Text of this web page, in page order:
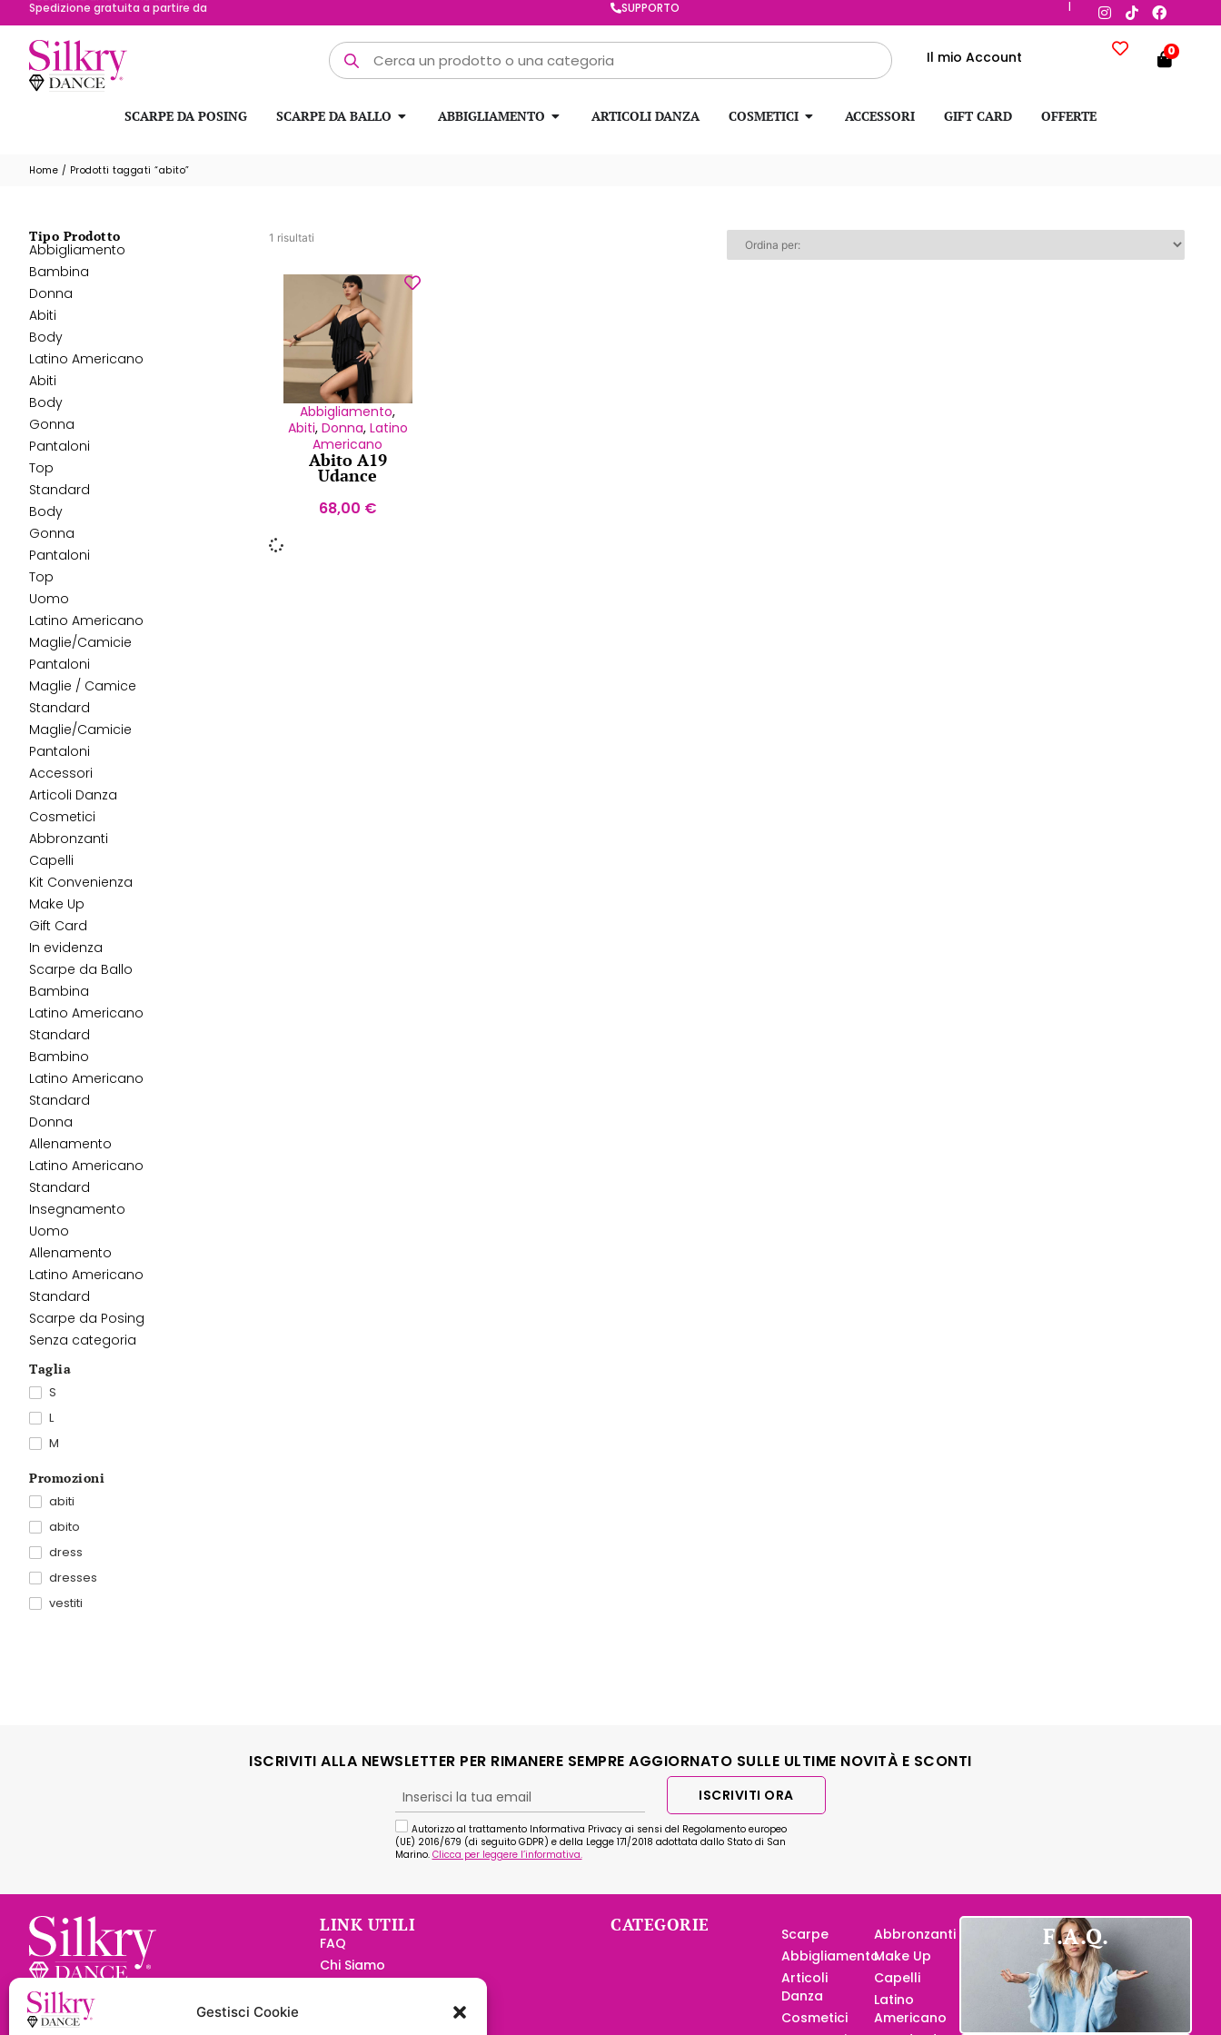
Gestisci Cookie
Possibilità di reso fino a 15 giorni SUPPORTO |
Il mio Account 0
SCARPE DA POSING SCARPE DA BALLO ABBIGLIAMENTO ARTICOLI DANZA COSMETICI ACCESSORI GIFT CARD OFFERTE
Home / Prodotti taggati “abito”
Tipo Prodotto
Abbigliamento
Bambina
Donna
Abiti
Body
Latino Americano
Abiti
Body
Gonna
Pantaloni
Top
Standard
Body
Gonna
Pantaloni
Top
Uomo
Latino Americano
Maglie/Camicie
Pantaloni
Maglie / Camice
Standard
Maglie/Camicie
Pantaloni
Accessori
Articoli Danza
Cosmetici
Abbronzanti
Capelli
Kit Convenienza
Make Up
Gift Card
In evidenza
Scarpe da Ballo
Bambina
Latino Americano
Standard
Bambino
Latino Americano
Standard
Donna
Allenamento
Latino Americano
Standard
Insegnamento
Uomo
Allenamento
Latino Americano
Standard
Scarpe da Posing
Senza categoria
Taglia
S
L
M
Promozioni
abiti
abito
dress
dresses
vestiti
1 risultati
Abbigliamento,
Abiti, Donna, Latino
Americano
Abito A19
Udance
68,00 €
ISCRIVITI ALLA NEWSLETTER PER RIMANERE SEMPRE AGGIORNATO SULLE ULTIME NOVITÀ E SCONTI
Autorizzo al trattamento Informativa Privacy ai sensi del Regolamento europeo
(UE) 2016/679 (di seguito GDPR) e della Legge 171/2018 adottata dallo Stato di San
Marino. Clicca per leggere l’informativa.
ISCRIVITI ORA
Silkry Dance S.r.l.
Via Pitaria, 10 47899 - Serravalle
Rep. San Marino -
LINK UTILI
FAQ
Chi Siamo
CATEGORIE
Scarpe
Abbigliamento
Articoli
Danza
Cosmetici
Abbronzanti
Make Up
Capelli
Latino
Americano
F.A.Q.